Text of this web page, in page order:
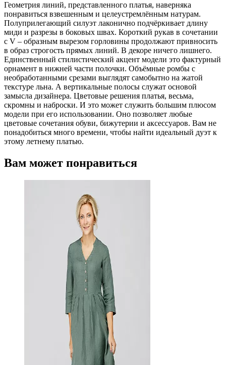
Геометрия линий, представленного платья, наверняка
понравиться взвешенным и целеустремлённым натурам.
Полуприлегающий силуэт лаконично подчёркивает длину
миди и разрезы в боковых швах. Короткий рукав в сочетании
с V – образным вырезом горловины продолжают привносить
в образ строгость прямых линий. В декоре ничего лишнего.
Единственный стилистический акцент модели это фактурный
орнамент в нижней части полочки. Объёмные ромбы с
необработанными срезами выглядят самобытно на жатой
текстуре льна. А вертикальные полосы служат основой
замысла дизайнера. Цветовые решения платья, весьма,
скромны и наброски. И это может служить большим плюсом
модели при его использовании. Оно позволяет любые
цветовые сочетания обуви, бижутерии и аксессуаров. Вам не
понадобиться много времени, чтобы найти идеальный дуэт к
этому летнему платью.
Вам может понравиться